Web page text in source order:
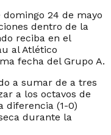
24 de mayo
dentro de la
reciba en el
al Atlético
fecha del Grupo A.
a sumar de a tres
a los octavos de
diferencia (1-0)
durante la